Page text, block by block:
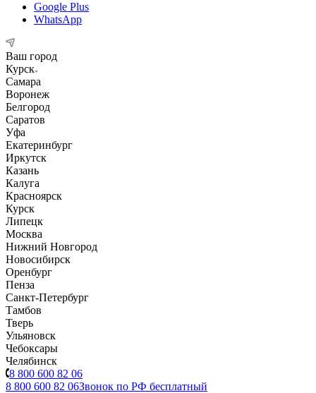
Google Plus
WhatsApp
Ваш город
Курск
Самара
Воронеж
Белгород
Саратов
Уфа
Екатеринбург
Иркутск
Казань
Калуга
Красноярск
Курск
Липецк
Москва
Нижний Новгород
Новосибирск
Оренбург
Пенза
Санкт-Петербург
Тамбов
Тверь
Ульяновск
Чебоксары
Челябинск
8 800 600 82 06
8 800 600 82 06Звонок по РФ бесплатный